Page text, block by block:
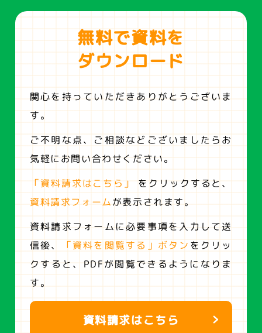
無料で資料を
ダウンロード
関心を持っていただきありがとうございま
す。
ご不明な点、ご相談などございましたらお
気軽にお問い合わせください。
「資料請求はこちら」
をクリックすると、
資料請求フォームが表示されます。
資料請求フォームに必要事項を入力して送
信後、
「資料を閲覧する」ボタン をクリッ
クすると、 PDFが閲覧できるようになりま
す。
資料請求はこちら